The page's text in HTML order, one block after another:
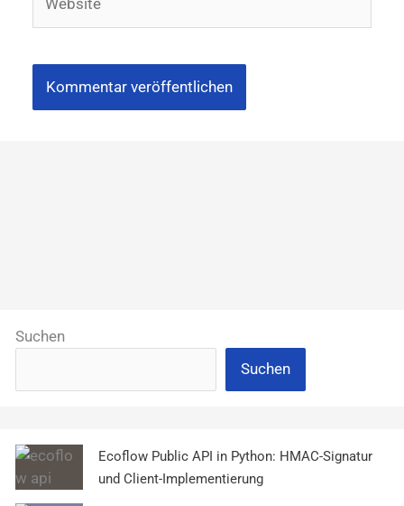
Suchen
Suchen
Ecoflow Public API in Python: HMAC-Signatur
und Client-Implementierung